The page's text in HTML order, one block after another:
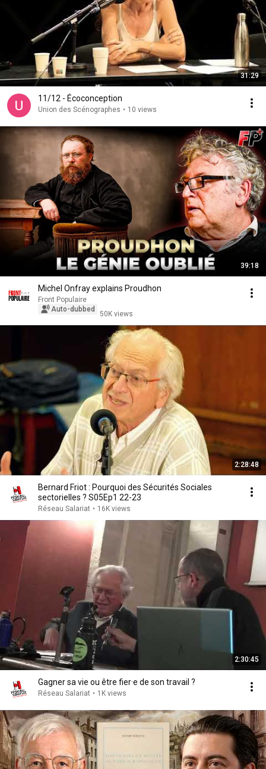
31:29
11/12 - Écoconception
Union des Scénographes • 10 views
39:18
Michel Onfray explains Proudhon
Front Populaire
Auto-dubbed
50K views
2:28:48
Bernard Friot : Pourquoi des Sécurités Sociales
sectorielles ? S05Ep1 22-23
Réseau Salariat • 16K views
2:30:45
Gagner sa vie ou être fier·e de son travail ?
Réseau Salariat • 1K views